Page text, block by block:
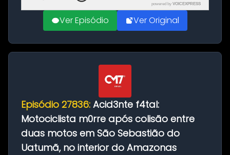
powered by VOICEXPRESS
Ver Episódio Ver Original
Episódio 27836: Acid3nte f4tal:
Motociclista m0rre após colisão entre
duas motos em São Sebastião do
Uatumã, no interior do Amazonas